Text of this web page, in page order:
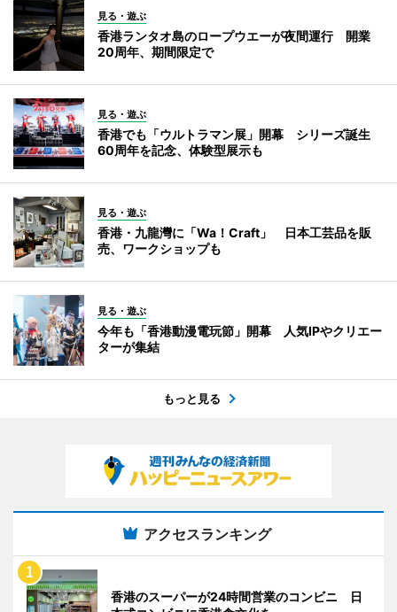
見る・遊ぶ
香港ランタオ島のロープウエーが夜間運行 開業
20周年、期間限定で
見る・遊ぶ
香港でも「ウルトラマン展」開幕 シリーズ誕生
60周年を記念、体験型展示も
見る・遊ぶ
香港・九龍灣に「Wa！Craft」 日本工芸品を販
売、ワークショップも
見る・遊ぶ
今年も「香港動漫電玩節」開幕 人気IPやクリエー
ターが集結
もっと見る
アクセスランキング
香港のスーパーが24時間営業のコンビニ 日